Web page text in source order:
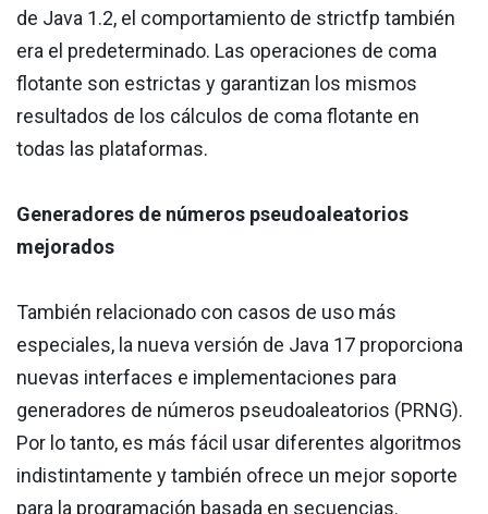
de Java 1.2, el comportamiento de strictfp también
era el predeterminado. Las operaciones de coma
flotante son estrictas y garantizan los mismos
resultados de los cálculos de coma flotante en
todas las plataformas.
Generadores de números pseudoaleatorios
mejorados
También relacionado con casos de uso más
especiales, la nueva versión de Java 17 proporciona
nuevas interfaces e implementaciones para
generadores de números pseudoaleatorios (PRNG).
Por lo tanto, es más fácil usar diferentes algoritmos
indistintamente y también ofrece un mejor soporte
para la programación basada en secuencias.